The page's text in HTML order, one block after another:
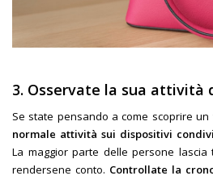
3. Osservate la sua attività
Se state pensando a come scoprire
normale attività sui dispositivi
La maggior parte delle persone lascia
rendersene conto. Controllate la